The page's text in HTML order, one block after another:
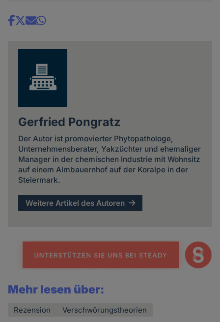
Share
Gerfried Pongratz
Der Autor ist promovierter Phytopathologe,
Unternehmensberater, Yakzüchter und ehemaliger
Manager in der chemischen Industrie mit Wohnsitz
auf einem Almbauernhof auf der Koralpe in der
Steiermark.
Weitere Artikel des Autoren
Mehr lesen über:
Rezension Verschwörungstheorien